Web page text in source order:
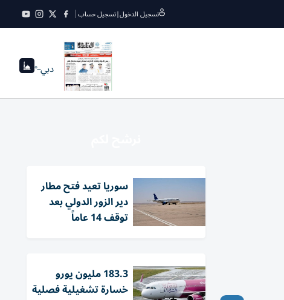
تسجيل الدخول|تسجيل حساب
دبي--°
سوريا تعيد فتح مطار
دير الزور الدولي بعد
توقف 14 عاماً
183.3 مليون يورو
خسارة تشغيلية فصلية